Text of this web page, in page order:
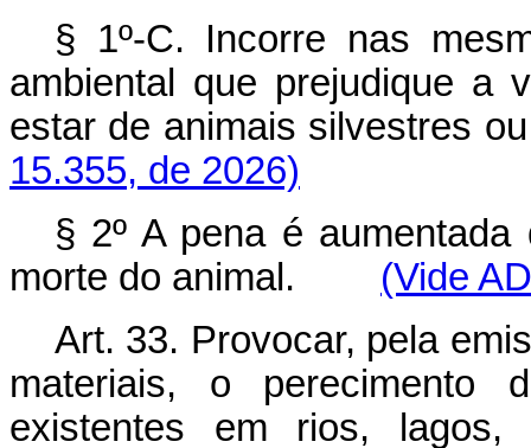
§ 1º-C. Incorre nas
ambiental que prejudique a
estar de animais silvestres
15.355, de 2026)
§ 2º A pena é
morte do animal. (Vide
Art. 33. Provocar, pela
materiais, o perecimento
existentes em rios,